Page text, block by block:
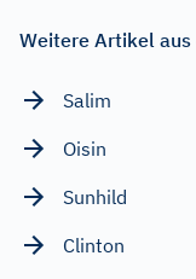
Weitere Artikel aus
Salim
Oisin
Sunhild
Clinton